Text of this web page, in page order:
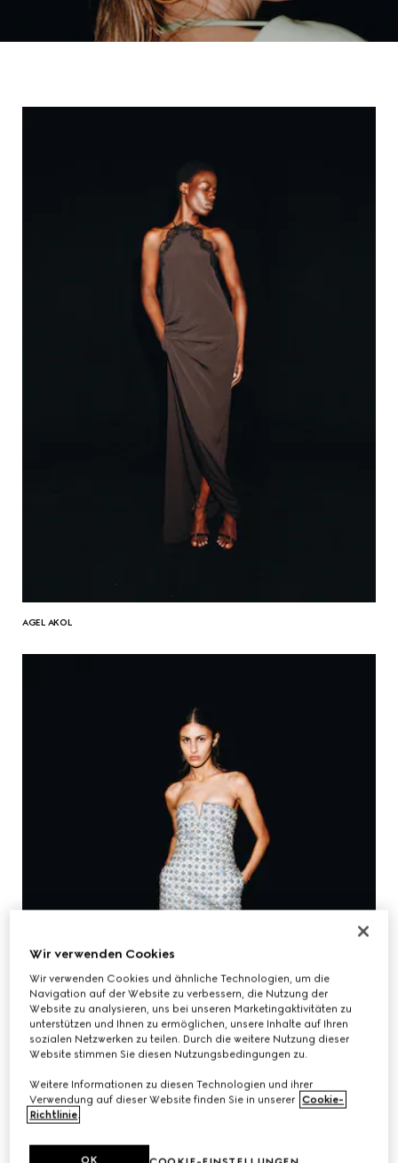
AGEL AKOL
Wir verwenden Cookies
Wir verwenden Cookies und ähnliche Technologien, um die
Navigation auf der Website zu verbessern, die Nutzung der
Website zu analysieren, uns bei unseren Marketingaktivitäten zu
unterstützen und Ihnen zu ermöglichen, unsere Inhalte auf Ihren
sozialen Netzwerken zu teilen. Durch die weitere Nutzung dieser
Website stimmen Sie diesen Nutzungsbedingungen zu.
Weitere Informationen zu diesen Technologien und ihrer
Verwendung auf dieser Website finden Sie in unserer Cookie-
Richtlinie.
OK